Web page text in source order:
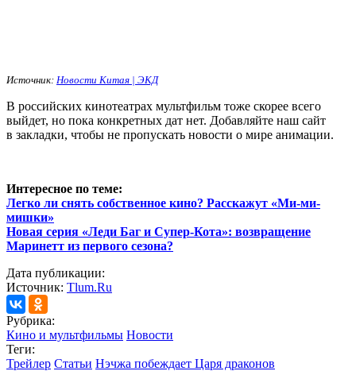
Источник: Новости Китая | ЭКД
В российских кинотеатрах мультфильм тоже скорее всего
выйдет, но пока конкретных дат нет. Добавляйте наш сайт
в закладки, чтобы не пропускать новости о мире анимации.
Интересное по теме:
Легко ли снять собственное кино? Расскажут «Ми-ми-
мишки»
Новая серия «Леди Баг и Супер-Кота»: возвращение
Маринетт из первого сезона?
Дата публикации:
Источник: Tlum.Ru
Рубрика:
Кино и мультфильмы Новости
Теги:
Трейлер Статьи Нэчжа побеждает Царя драконов